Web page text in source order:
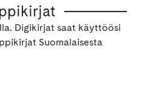
Digikirjat saat käyttöösi
Suomalaisesta